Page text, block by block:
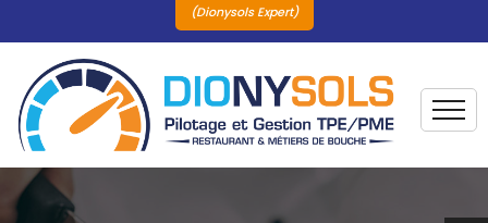
(Dionysols Expert)